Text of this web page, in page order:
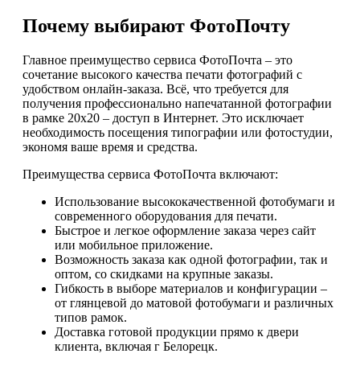
Почему выбирают ФотоПочту
Главное преимущество сервиса ФотоПочта – это
сочетание высокого качества печати фотографий с
удобством онлайн-заказа. Всё, что требуется для
получения профессионально напечатанной фотографии
в рамке 20х20 – доступ в Интернет. Это исключает
необходимость посещения типографии или фотостудии,
экономя ваше время и средства.
Преимущества сервиса ФотоПочта включают:
Использование высококачественной фотобумаги и
современного оборудования для печати.
Быстрое и легкое оформление заказа через сайт
или мобильное приложение.
Возможность заказа как одной фотографии, так и
оптом, со скидками на крупные заказы.
Гибкость в выборе материалов и конфигурации –
от глянцевой до матовой фотобумаги и различных
типов рамок.
Доставка готовой продукции прямо к двери
клиента, включая г Белорецк.